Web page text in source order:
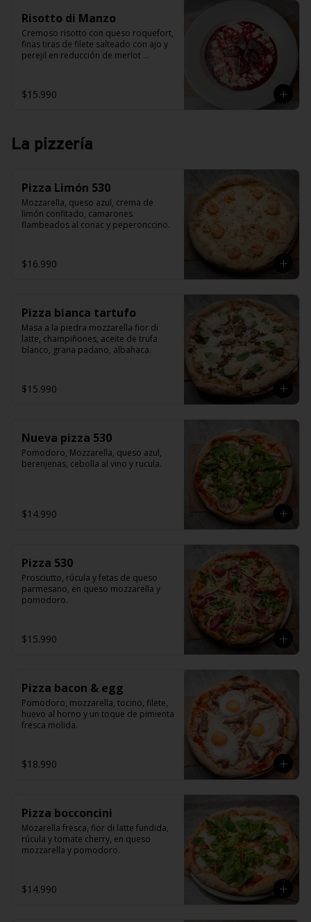
Risotto di Manzo
Cremoso risotto con queso roquefort,
finas tiras de filete salteado con ajo y
perejil en reducción de merlot
$15.990
La pizzería
Pizza Limón 530
Mozzarella, queso azul, crema de
limón confitado, camarones
flambeados al conac y peperonccino.
$16.990
Pizza bianca tartufo
Masa a la piedra mozzarella fior di
latte, champiñones, aceite de trufa
blanco, grana padano, albahaca.
$15.990
Nueva pizza 530
Pomodoro, Mozzarella, queso azul,
berenjenas, cebolla al vino y rucula.
$14.990
Pizza 530
Prosciutto, rúcula y fetas de queso
parmesano, en queso mozzarella y
pomodoro.
$15.990
Pizza bacon & egg
Pomodoro, mozzarella, tocino, filete,
huevo al horno y un toque de pimienta
fresca molida.
$18.990
Pizza bocconcini
Mozarella fresca, fior di latte fundida,
rúcula y tomate cherry, en queso
mozzarella y pomodoro.
$14.990